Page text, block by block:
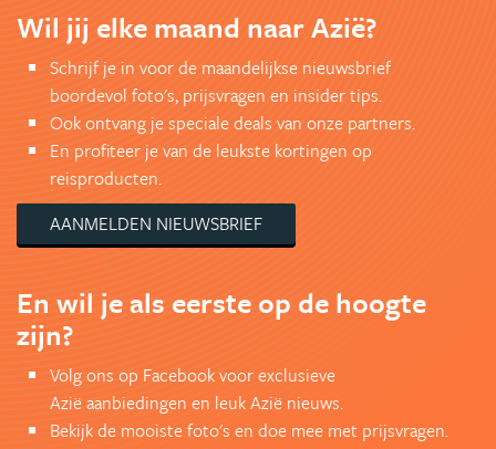
Wil jij elke maand naar Azië?
Schrijf je in voor de maandelijkse nieuwsbrief
boordevol foto's, prijsvragen en insider tips.
Ook ontvang je speciale deals van onze partners.
En profiteer je van de leukste kortingen op
reisproducten.
AANMELDEN NIEUWSBRIEF
En wil je als eerste op de hoogte
zijn?
Volg ons op Facebook voor exclusieve
Azië aanbiedingen en leuk Azië nieuws.
Bekijk de mooiste foto's en doe mee met prijsvragen.